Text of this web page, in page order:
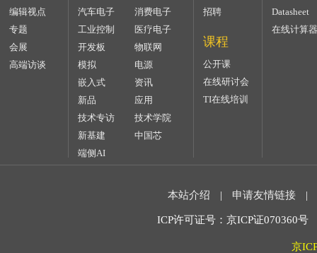
编辑视点
专题
会展
高端访谈
汽车电子
消费电子
工业控制
医疗电子
开发板
物联网
模拟
电源
嵌入式
资讯
新品
应用
技术专访
技术学院
新基建
中国芯
端侧AI
招聘
课程
公开课
在线研讨会
TI在线培训
Datasheet
在线计算器
本站介绍 | 申请友情链接 |
ICP许可证号：京ICP证070360
京